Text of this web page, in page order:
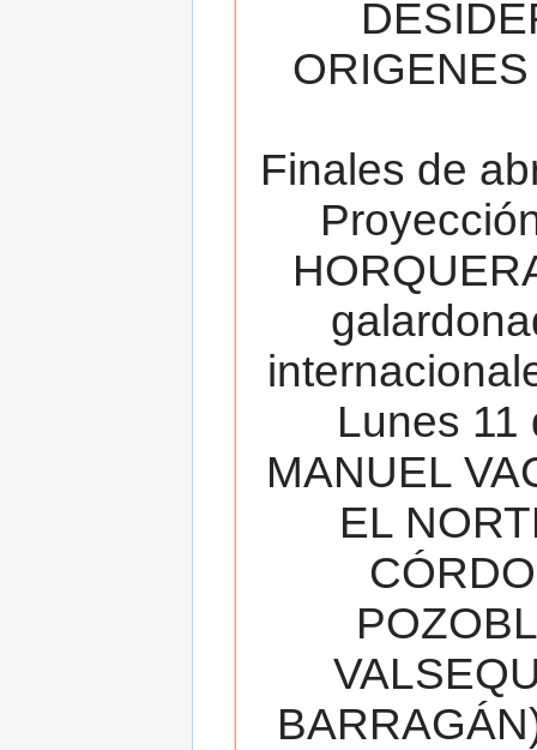
Finales de
Lunes 11
MANUEL
EL